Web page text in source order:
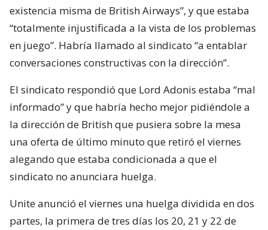
existencia misma de British Airways”, y que estaba
“totalmente injustificada a la vista de los problemas
en juego”. Habría llamado al sindicato “a entablar
conversaciones constructivas con la dirección”.
El sindicato respondió que Lord Adonis estaba “mal
informado” y que habría hecho mejor pidiéndole a
la dirección de British que pusiera sobre la mesa
una oferta de último minuto que retiró el viernes
alegando que estaba condicionada a que el
sindicato no anunciara huelga.
Unite anunció el viernes una huelga dividida en dos
partes, la primera de tres días los 20, 21 y 22 de